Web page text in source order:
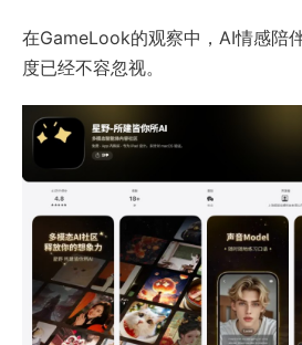
在GameLook的观察中，AI情感陪
度已经不容忽视。